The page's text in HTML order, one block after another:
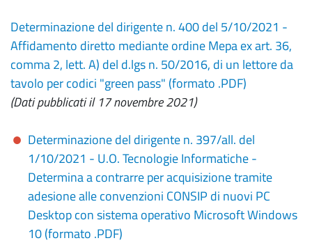
Determinazione del dirigente n. 400 del 5/10/2021 -
Affidamento diretto mediante ordine Mepa ex art. 36,
comma 2, lett. A) del d.lgs n. 50/2016, di un lettore da
tavolo per codici "green pass" (formato .PDF)
(Dati pubblicati il 17 novembre 2021)
Determinazione del dirigente n. 397/all. del
1/10/2021 - U.O. Tecnologie Informatiche -
Determina a contrarre per acquisizione tramite
adesione alle convenzioni CONSIP di nuovi PC
Desktop con sistema operativo Microsoft Windows
10 (formato .PDF)